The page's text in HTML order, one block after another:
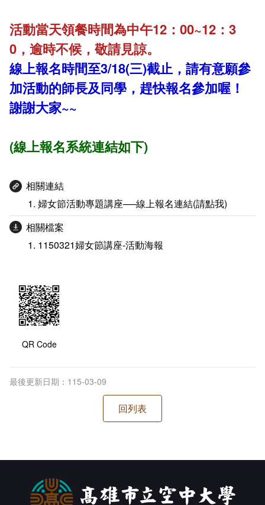
活動當天領餐時間為中午12：00~12：3
0，逾時不候，敬請見諒。
線上報名時間至3/18(三)截止，請有意願參
加活動的師長及同學，趕快報名參加喔！
謝謝大家~~
(線上報名系統連結如下)
相關連結
婦女節活動專題講座──線上報名連結(請點我)
相關檔案
1150321婦女節講座-活動海報
QR Code
最後更新日期：115-03-09